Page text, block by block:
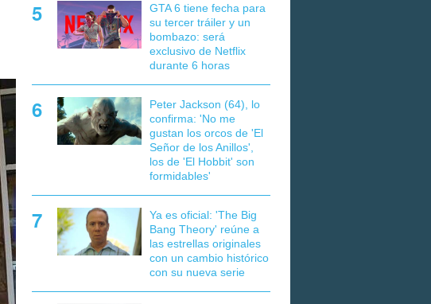
GTA 6 tiene fecha para
su tercer tráiler y un
bombazo: será
exclusivo de Netflix
durante 6 horas
Peter Jackson (64), lo
confirma: 'No me
gustan los orcos de 'El
Señor de los Anillos',
los de 'El Hobbit' son
formidables'
Ya es oficial: 'The Big
Bang Theory' reúne a
las estrellas originales
con un cambio histórico
con su nueva serie